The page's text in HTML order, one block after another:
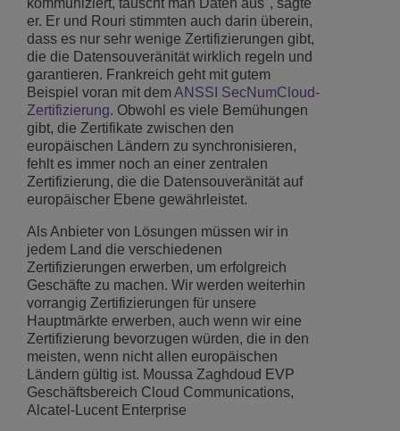
er. Er und Rouri stimmten auch darin überein,
dass es nur sehr wenige Zertifizierungen gibt,
die die Datensouveränität wirklich regeln und
garantieren. Frankreich geht mit gutem
Beispiel voran mit demANSSI SecNumCloud-
Zertifizierung. Obwohl es viele Bemühungen
gibt, die Zertifikate zwischen den
europäischen Ländern zu synchronisieren,
fehlt es immer noch an einer zentralen
Zertifizierung, die die Datensouveränität auf
europäischer Ebene gewährleistet.
Als Anbieter von Lösungen müssen wir in
jedem Land die verschiedenen
Zertifizierungen erwerben, um erfolgreich
Geschäfte zu machen. Wir werden weiterhin
vorrangig Zertifizierungen für unsere
Hauptmärkte erwerben, auch wenn wir eine
Zertifizierung bevorzugen würden, die in den
meisten, wenn nicht allen europäischen
Ländern gültig ist. Moussa Zaghdoud EVP
Geschäftsbereich Cloud Communications,
Alcatel-Lucent Enterprise